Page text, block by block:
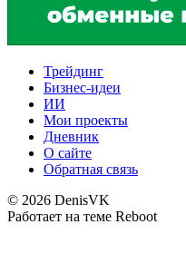
Трейдинг
Бизнес-идеи
ИИ
Мои проекты
Дневник
О сайте
Обратная связь
© 2026 DenisVK
Работает на теме Reboot